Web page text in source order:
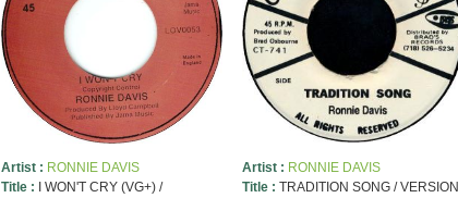
Artist : RONNIE DAVIS
Title :
I WON'T CRY (VG+) /
Artist : RONNIE DAVIS
Title : TRADITION SONG / VERSION